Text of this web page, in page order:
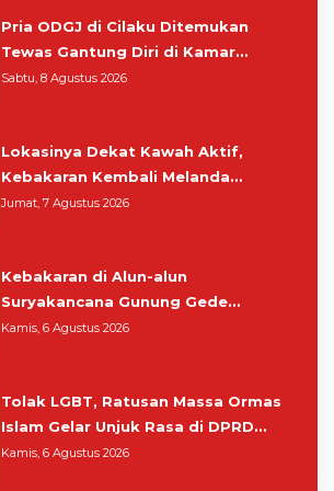
Pria ODGJ di Cilaku Ditemukan
Tewas Gantung Diri di Kamar
Mandi
Sabtu, 8 Agustus 2026
Lokasinya Dekat Kawah Aktif,
Kebakaran Kembali Melanda
Kawasan Gunung Gede Pangrango
Jumat, 7 Agustus 2026
Kebakaran di Alun-alun
Suryakancana Gunung Gede
Pangrango, Relawan dan Warga
Kamis, 6 Agustus 2026
Tolak LGBT, Ratusan Massa Ormas
Islam Gelar Unjuk Rasa di DPRD
Cianjur
Kamis, 6 Agustus 2026